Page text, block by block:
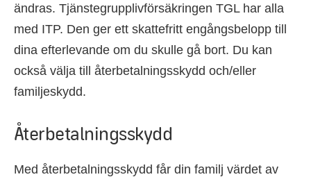
ändras. Tjänstegrupplivförsäkringen TGL har alla
med ITP. Den ger ett skattefritt engångsbelopp till
dina efterlevande om du skulle gå bort. Du kan
också välja till återbetalningsskydd och/eller
familjeskydd.
Återbetalningsskydd
Med återbetalningsskydd får din familj värdet av